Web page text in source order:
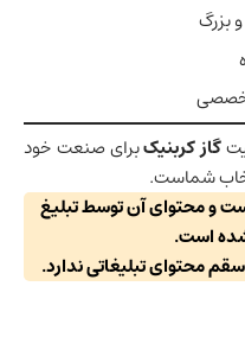
بزرگ
گاز کربنیکبرای صنعت خود
شماست.
و محتوای آن توسط تبلیغ
است.
محتوای تبلیغاتی ندارد.